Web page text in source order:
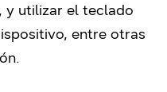
y utilizar el teclado
entre otras